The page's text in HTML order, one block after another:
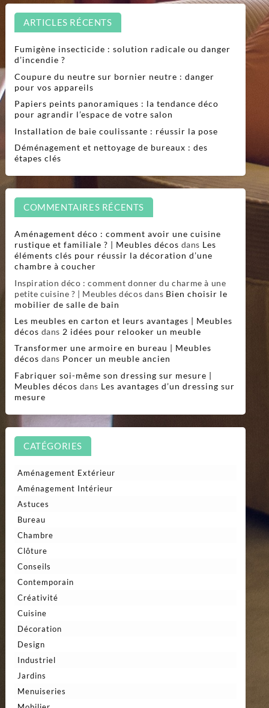
ARTICLES RÉCENTS
Fumigène insecticide : solution radicale ou danger
d’incendie ?
Coupure du neutre sur bornier neutre : danger
pour vos appareils
Papiers peints panoramiques : la tendance déco
pour agrandir l’espace de votre salon
Installation de baie coulissante : réussir la pose
Déménagement et nettoyage de bureaux : des
étapes clés
COMMENTAIRES RÉCENTS
Aménagement déco : comment avoir une cuisine
rustique et familiale ? | Meubles décos dans Les
éléments clés pour réussir la décoration d’une
chambre à coucher
Inspiration déco : comment donner du charme à une
petite cuisine ? | Meubles décos dans Bien choisir le
mobilier de salle de bain
Les meubles en carton et leurs avantages | Meubles
décos dans 2 idées pour relooker un meuble
Transformer une armoire en bureau | Meubles
décos dans Poncer un meuble ancien
Fabriquer soi-même son dressing sur mesure |
Meubles décos dans Les avantages d’un dressing sur
mesure
CATÉGORIES
Aménagement Extérieur
Aménagement Intérieur
Astuces
Bureau
Chambre
Clôture
Conseils
Contemporain
Créativité
Cuisine
Décoration
Design
Industriel
Jardins
Menuiseries